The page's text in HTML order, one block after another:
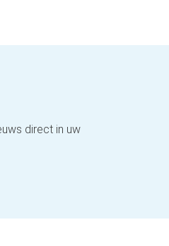
direct in uw